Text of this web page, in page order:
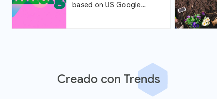
based on US Google
Creado con Trends